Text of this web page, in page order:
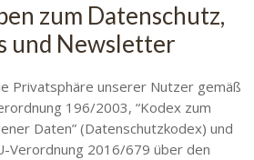
zum Datenschutz,
und Newsletter
Privatsphäre unserer Nutzer gemäß
196/2003, “Kodex zum
Daten” (Datenschutzkodex) und
Verordnung 2016/679 über den